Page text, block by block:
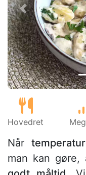
Tidligere
Hovedret
Når
man kan gøre,